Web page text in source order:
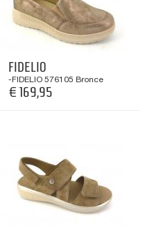
FIDELIO
-FIDELIO 576105 Bronce
€ 169,95